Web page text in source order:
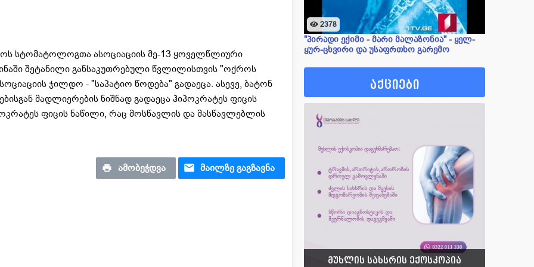
სტომატოლოგთა ასოციაციის მე-13 ყოველწლიური
შეტანილი განსაკუთრებული წვლილისთვის "ოქროს
ჯილდო - "საპატიო წოდება" გადაეცა. ასევე, ბატონ
მადლიერების ნიშნად გადაეცა ჰიპოკრატეს ფიცის
ფიცის ნაწილი, რაც მოსწავლის და მასწავლებლის
ᲛᲐᲘᲚᲖᲔ ᲒᲐᲒᲖᲐᲕᲜᲐ
ᲐᲛᲝᲑᲔᲭᲓᲕᲐ
2378
"პირადი ექიმი - მარი მალაზონია" - ყელ-
ყურ-ცხვირი და უსაფრთხო გარემო
აქციები
მუხლის სახსრის ექოსკოპია